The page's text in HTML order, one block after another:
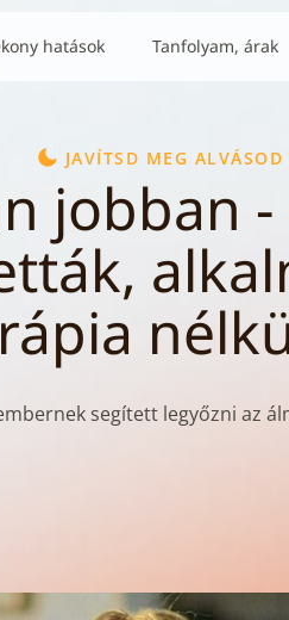
hatások Tanfolyam, árak
JAVÍTSD MEG
jobban
segített legyőzni az